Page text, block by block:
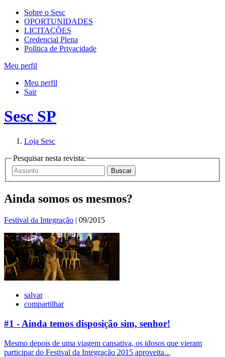
Sobre o Sesc
OPORTUNIDADES
LICITAÇÕES
Credencial Plena
Política de Privacidade
Meu perfil
Meu perfil
Sair
Sesc SP
Loja Sesc
Pesquisar nesta revista:
Ainda somos os mesmos?
Festival da Integração | 09/2015
salvar
compartilhar
#1 - Ainda temos disposição sim, senhor!
Mesmo depois de uma viagem cansativa, os idosos que vieram
participar do Festival da Integração 2015 aproveita...